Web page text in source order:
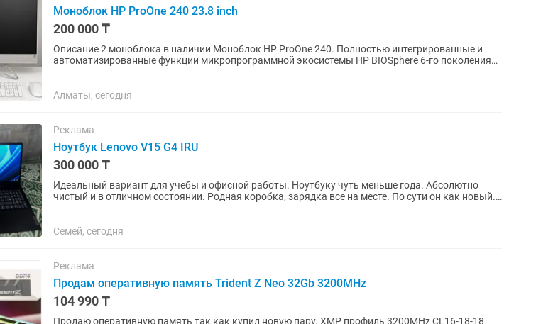
Моноблок HP ProOne 240 23.8 inch
200 000 ₸
Описание 2 моноблока в наличии Моноблок HP ProOne 240. Полностью интегрированные и
автоматизированные функции микропрограммной экосистемы HP BIOSphere 6-го поколения
Алматы, сегодня
Реклама
Ноутбук Lenovo V15 G4 IRU
300 000 ₸
Идеальный вариант для учебы и офисной работы. Ноутбуку чуть меньше года. Абсолютно
чистый и в отличном состоянии. Родная коробка, зарядка все на месте. По сути он как новый.
Семей, сегодня
Реклама
Продам оперативную память Trident Z Neo 32Gb 3200MHz
104 990 ₸
Продаю оперативную память так как купил новую пару. XMP профиль 3200MHz CL16-18-18